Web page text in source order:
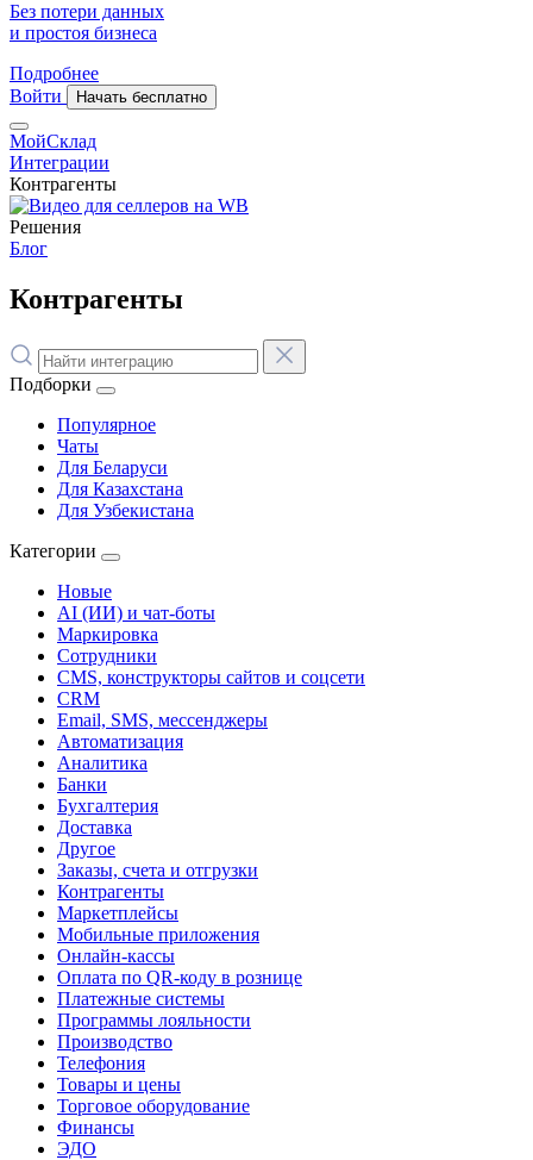
Без потери данных
и простоя бизнеса
Подробнее
Войти
Начать бесплатно
МойСклад
Интеграции
Контрагенты
Решения
Блог
Контрагенты
Подборки
Популярное
Чаты
Для Беларуси
Для Казахстана
Для Узбекистана
Категории
Новые
AI (ИИ) и чат-боты
Маркировка
Сотрудники
CMS, конструкторы сайтов и соцсети
CRM
Email, SMS, мессенджеры
Автоматизация
Аналитика
Банки
Бухгалтерия
Доставка
Другое
Заказы, счета и отгрузки
Контрагенты
Маркетплейсы
Мобильные приложения
Онлайн-кассы
Оплата по QR-коду в рознице
Платежные системы
Программы лояльности
Производство
Телефония
Товары и цены
Торговое оборудование
Финансы
ЭДО